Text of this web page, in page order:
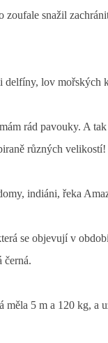
zoufale snažil
lov mořských
rád pavouky. A
různých velikostí!
indiáni, řeka
se objevují v
černá.
měla 5 m a 120 kg, a